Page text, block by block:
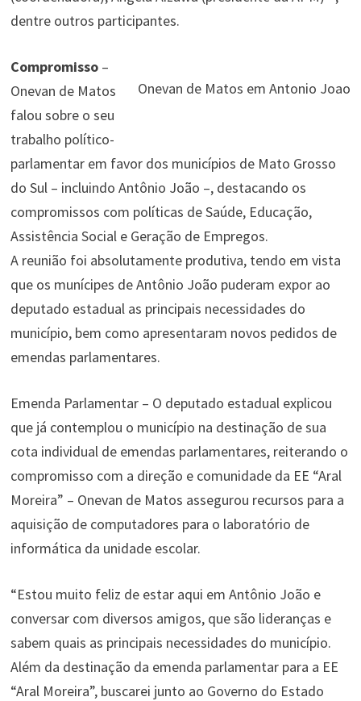
dentre outros participantes.
Onevan de Matos em Antonio Joao
Compromisso–
Onevan de Matos
falou sobre o seu
trabalho político-
parlamentar em favor dos municípios de Mato Grosso
do Sul – incluindo Antônio João –, destacando os
compromissos com políticas de Saúde, Educação,
Assistência Social e Geração de Empregos.
A reunião foi absolutamente produtiva, tendo em vista
que os munícipes de Antônio João puderam expor ao
deputado estadual as principais necessidades do
município, bem como apresentaram novos pedidos de
emendas parlamentares.
Emenda Parlamentar – O deputado estadual explicou
que já contemplou o município na destinação de sua
cota individual de emendas parlamentares, reiterando o
compromisso com a direção e comunidade da EE “Aral
Moreira” – Onevan de Matos assegurou recursos para a
aquisição de computadores para o laboratório de
informática da unidade escolar.
“Estou muito feliz de estar aqui em Antônio João e
conversar com diversos amigos, que são lideranças e
sabem quais as principais necessidades do município.
Além da destinação da emenda parlamentar para a EE
“Aral Moreira”, buscarei junto ao Governo do Estado